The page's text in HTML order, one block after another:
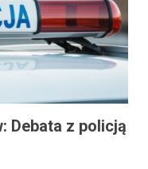
Debata z policją